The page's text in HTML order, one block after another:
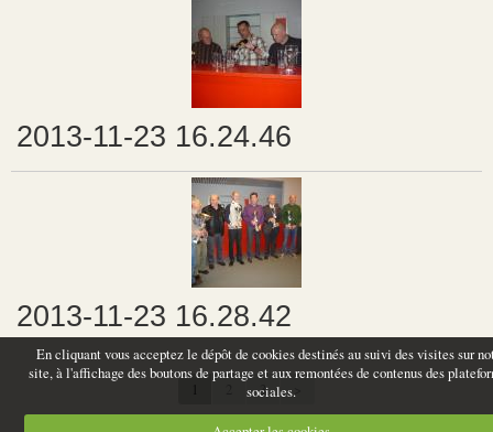
2013-11-23 16.24.46
2013-11-23 16.28.42
1 3
En cliquant vous acceptez le dépôt de cookies destinés au suivi des visites sur
site, à l'affichage des boutons de partage et aux remontées de contenus des
sociales.